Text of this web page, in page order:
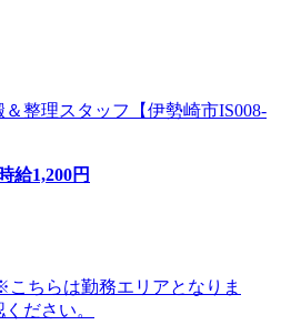
整理スタッフ【伊勢崎市IS008-
時給1,200円
ちらは勤務エリアとなりま
ださい。